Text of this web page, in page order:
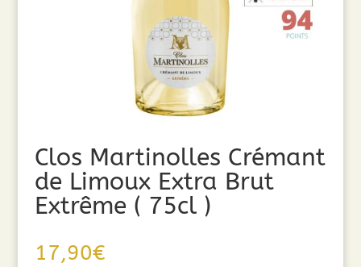
Clos Martinolles Crémant
de Limoux Extra Brut
Extrême ( 75cl )
17,90€